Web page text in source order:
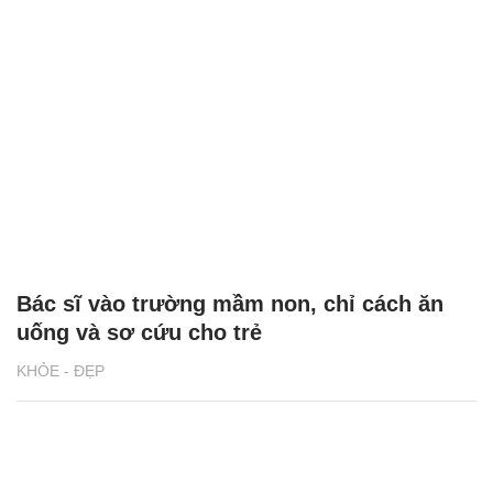
KHỎE - ĐẸP
Bác sĩ vào trường mầm non, chỉ cách ăn
uống và sơ cứu cho trẻ